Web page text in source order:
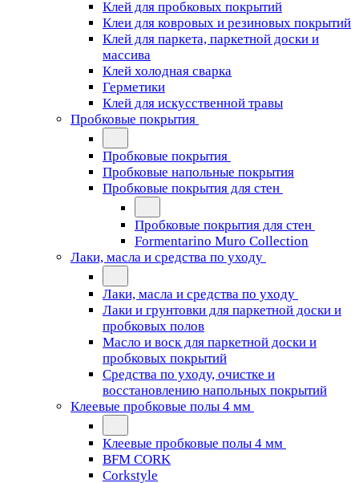
Клей для пробковых покрытий
Клеи для ковровых и резиновых покрытий
Клей для паркета, паркетной доски и
массива
Клей холодная сварка
Герметики
Клей для искусственной травы
Пробковые покрытия
Пробковые покрытия
Пробковые напольные покрытия
Пробковые покрытия для стен
Пробковые покрытия для стен
Formentarino Muro Collection
Лаки, масла и средства по уходу
Лаки, масла и средства по уходу
Лаки и грунтовки для паркетной доски и
пробковых полов
Масло и воск для паркетной доски и
пробковых покрытий
Средства по уходу, очистке и
восстановлению напольных покрытий
Клеевые пробковые полы 4 мм
Клеевые пробковые полы 4 мм
BFM CORK
Corkstyle